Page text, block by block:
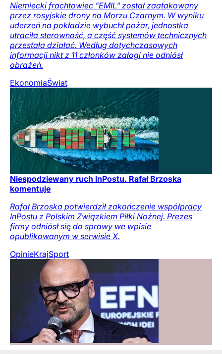
Niemiecki frachtowiec "EMIL" został zaatakowany
przez rosyjskie drony na Morzu Czarnym. W wyniku
uderzeń na pokładzie wybuchł pożar, jednostka
utraciła sterowność, a część systemów technicznych
przestała działać. Według dotychczasowych
informacji nikt z 11 członków załogi nie odniósł
obrażeń.
EkonomiaŚwiat
Niespodziewany ruch InPostu. Rafał Brzoska
komentuje
Rafał Brzoska potwierdził zakończenie współpracy
InPostu z Polskim Związkiem Piłki Nożnej. Prezes
firmy odniósł się do sprawy we wpisie
opublikowanym w serwisie X.
OpinieKrajSport